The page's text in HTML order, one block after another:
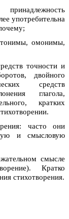
употребительна
омонимы,
точности и
двойного
средств
глагола,
кратких
часто они
и смысловую
смысле
Кратко
стихотворения.